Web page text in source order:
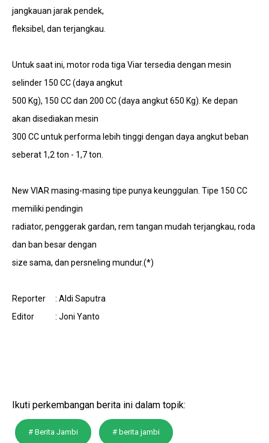
jangkauan jarak pendek,
fleksibel, dan terjangkau.
Untuk saat ini, motor roda tiga Viar tersedia dengan mesin
selinder 150 CC (daya angkut
500 Kg), 150 CC dan 200 CC (daya angkut 650 Kg). Ke depan
akan disediakan mesin
300 CC untuk performa lebih tinggi dengan daya angkut beban
seberat 1,2 ton - 1,7 ton.
New VIAR masing-masing tipe punya keunggulan. Tipe 150 CC
memiliki pendingin
radiator, penggerak gardan, rem tangan mudah terjangkau, roda
dan ban besar dengan
size sama, dan persneling mundur.(*)
Reporter
: Aldi Saputra
Editor
: Joni Yanto
Ikuti perkembangan berita ini dalam topik:
# Berita Jambi # berita jambi